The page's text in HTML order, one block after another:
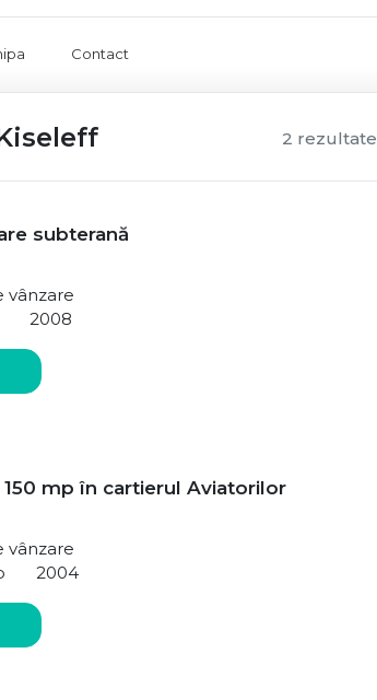
Contact
2 rezultate
subterană
vânzare
2008
mp în cartierul Aviatorilor
vânzare
2004